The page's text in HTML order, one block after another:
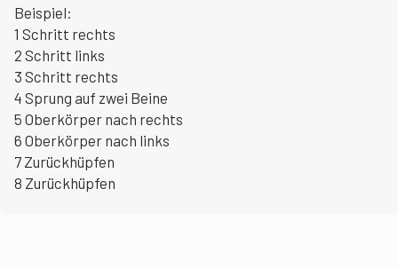
Beispiel:
1 Schritt rechts
2 Schritt links
3 Schritt rechts
4 Sprung auf zwei Beine
5 Oberkörper nach rechts
6 Oberkörper nach links
7 Zurückhüpfen
8 Zurückhüpfen